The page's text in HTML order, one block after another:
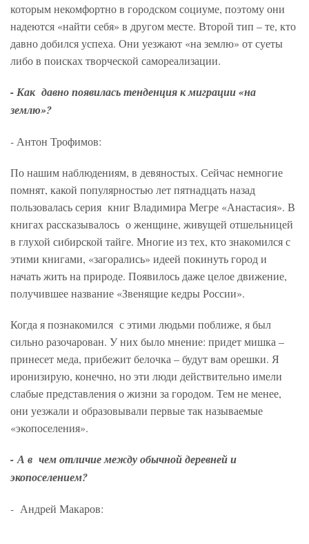
которым некомфортно в городском социуме, поэтому они
надеются «найти себя» в другом месте. Второй тип – те, кто
давно добился успеха. Они уезжают «на землю» от суеты
либо в поисках творческой самореализации.
- Как давно появилась тенденция к миграции «на
землю»?
- Антон Трофимов:
По нашим наблюдениям, в девяностых. Сейчас немногие
помнят, какой популярностью лет пятнадцать назад
пользовалась серия книг Владимира Мегре «Анастасия». В
книгах рассказывалось о женщине, живущей отшельницей
в глухой сибирской тайге. Многие из тех, кто знакомился с
этими книгами, «загорались» идеей покинуть город и
начать жить на природе. Появилось даже целое движение,
получившее название «Звенящие кедры России».
Когда я познакомился с этими людьми поближе, я был
сильно разочарован. У них было мнение: придет мишка –
принесет меда, прибежит белочка – будут вам орешки. Я
иронизирую, конечно, но эти люди действительно имели
слабые представления о жизни за городом. Тем не менее,
они уезжали и образовывали первые так называемые
«экопоселения».
-А в чем отличие между обычной деревней и
экопоселением?
- Андрей Макаров: